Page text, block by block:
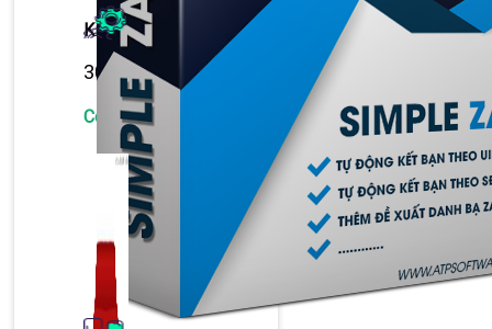
Kiến Thức Website
309 bài viết
Công Cụ Marketing
1,066 bài viết